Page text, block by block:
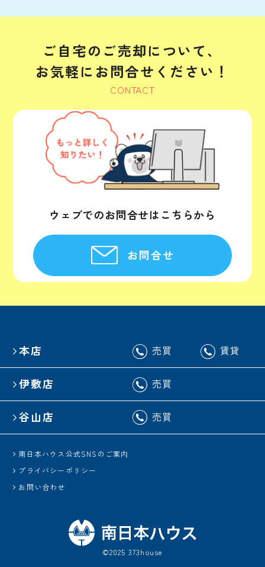
ご自宅のご売却について、
お気軽にお問合せください！
CONTACT
ウェブでのお問合せはこちらから
お問合せ
本店 売買 賃貸
伊敷店 売買
谷山店 売買
南日本ハウス公式SNSのご案内
プライバシーポリシー
お問い合わせ
©2025 373house